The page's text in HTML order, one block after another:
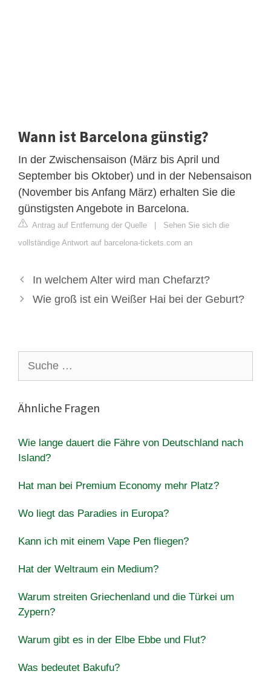
Wann ist Barcelona günstig?
In der Zwischensaison (März bis April und
September bis Oktober) und in der Nebensaison
(November bis Anfang März) erhalten Sie die
günstigsten Angebote in Barcelona.
Antrag auf Entfernung der Quelle | Sehen Sie sich die
vollständige Antwort auf barcelona-tickets.com an
In welchem Alter wird man Chefarzt?
Wie groß ist ein Weißer Hai bei der Geburt?
nach:
Ähnliche Fragen
Wie lange dauert die Fähre von Deutschland nach
Island?
Hat man bei Premium Economy mehr Platz?
Wo liegt das Paradies in Europa?
Kann ich mit einem Vape Pen fliegen?
Hat der Weltraum ein Medium?
Warum streiten Griechenland und die Türkei um
Zypern?
Warum gibt es in der Elbe Ebbe und Flut?
Was bedeutet Bakufu?